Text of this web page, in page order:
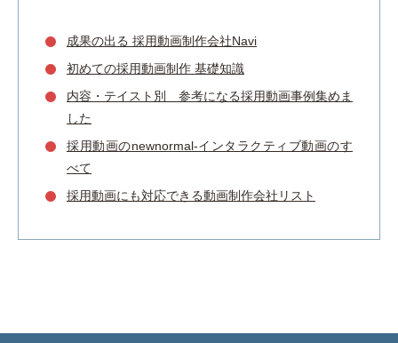
成果の出る 採用動画制作会社Navi
初めての採用動画制作 基礎知識
内容・テイスト別 参考になる採用動画事例集めま
した
採用動画のnewnormal-インタラクティブ動画のす
べて
採用動画にも対応できる動画制作会社リスト